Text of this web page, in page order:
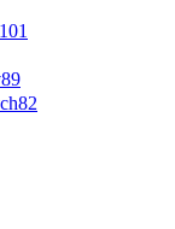
101
89
82